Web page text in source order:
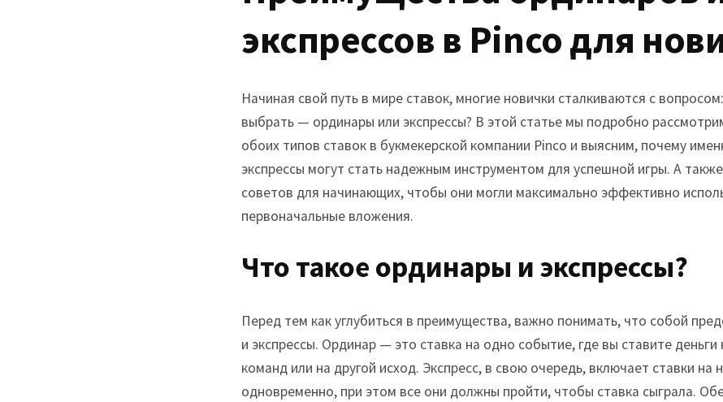
Tarzana, CA
Warner Center, CA
экспрессов в Pinco для
Начиная свой путь в мире ставок, многие новички сталкиваются с
выбрать — ординары или экспрессы? В этой статье мы подробно
обоих типов ставок в букмекерской компании Pinco и выясним, почему
экспрессы могут стать надежным инструментом для успешной игры. А
советов для начинающих, чтобы они могли максимально эффективно
первоначальные вложения.
Что такое ординары и экспрессы?
Перед тем как углубиться в преимущества, важно понимать, что собой
и экспрессы. Ординар — это ставка на одно событие, где вы ставите
команд или на другой исход. Экспресс, в свою очередь, включает ставки на
одновременно, при этом все они должны пройти, чтобы ставка сыграла.